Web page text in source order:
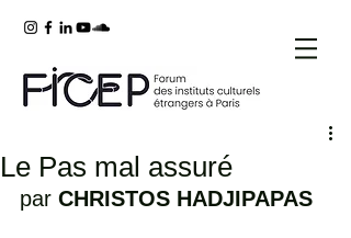
Le Pas mal assuré
par CHRISTOS HADJIPAPAS